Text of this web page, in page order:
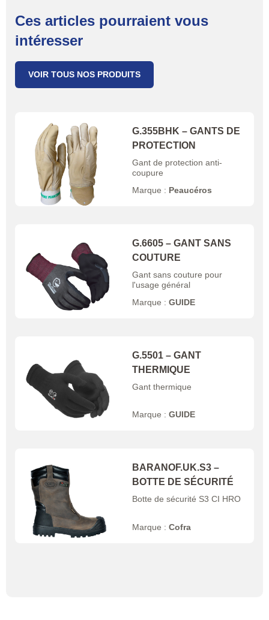
Ces articles pourraient vous
intéresser
VOIR TOUS NOS PRODUITS
G.355BHK – GANTS DE
PROTECTION
Gant de protection anti-
coupure
Marque : Peaucéros
G.6605 – GANT SANS
COUTURE
Gant sans couture pour
l'usage général
Marque :GUIDE
G.5501 – GANT
THERMIQUE
Gant thermique
Marque :GUIDE
BARANOF.UK.S3 –
BOTTE DE SÉCURITÉ
Botte de sécurité S3 CI HRO
Marque :Cofra